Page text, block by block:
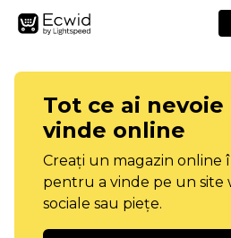
Tot ce ai
vinde online
Creați un magazin online
pentru a vinde pe un site
sociale sau piețe.